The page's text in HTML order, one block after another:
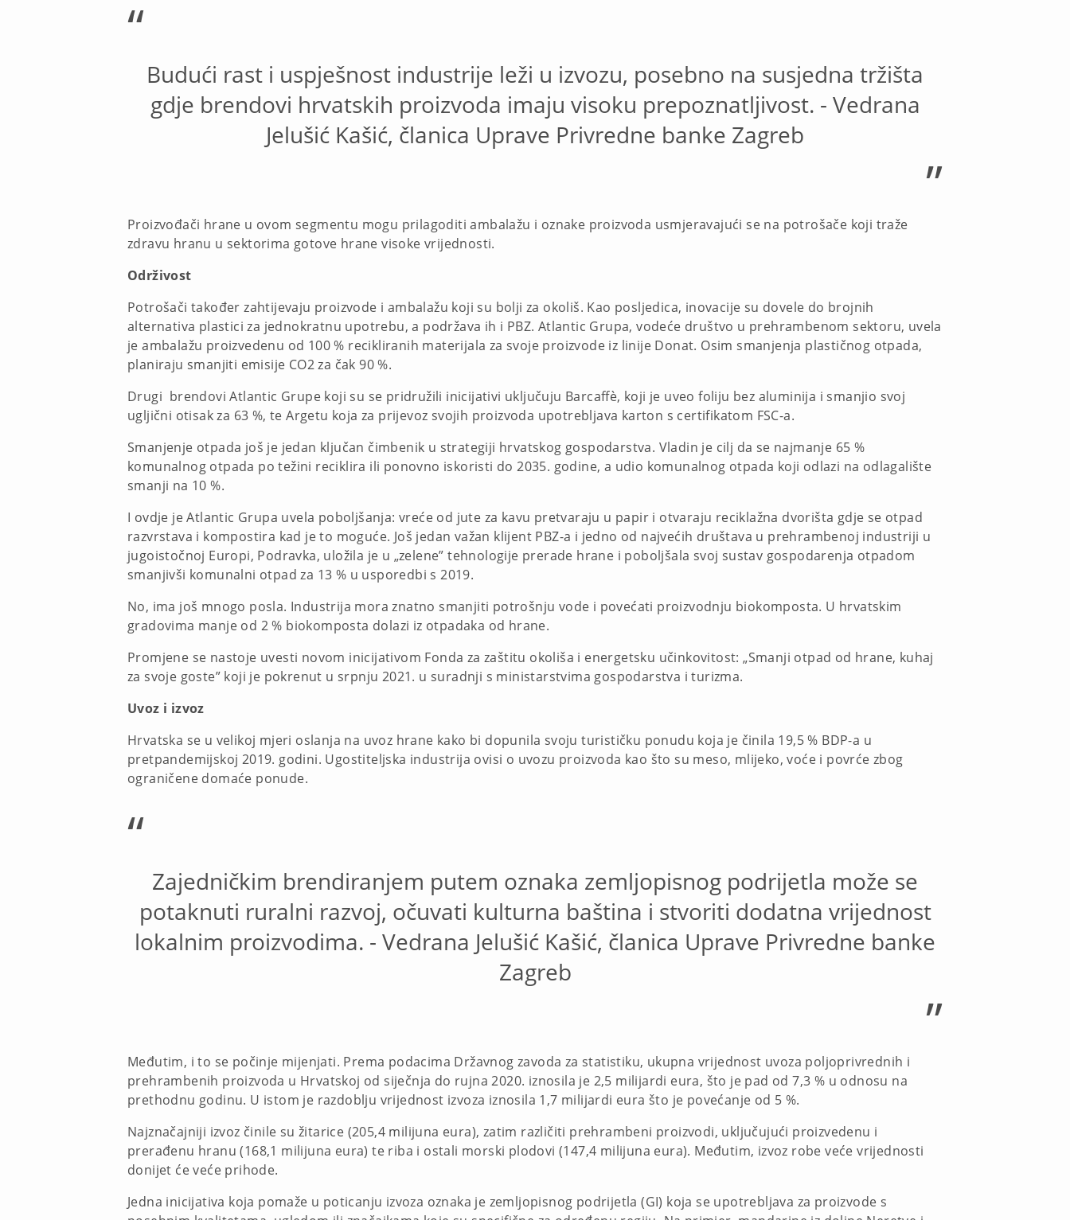
“
Budući rast i uspješnost industrije leži u izvozu, posebno na susjedna tržišta
gdje brendovi hrvatskih proizvoda imaju visoku prepoznatljivost. - Vedrana
Jelušić Kašić, članica Uprave Privredne banke Zagreb
”
Proizvođači hrane u ovom segmentu mogu prilagoditi ambalažu i oznake proizvoda usmjeravajući se na potrošače koji traže
zdravu hranu u sektorima gotove hrane visoke vrijednosti.
Održivost
Potrošači također zahtijevaju proizvode i ambalažu koji su bolji za okoliš. Kao posljedica, inovacije su dovele do brojnih
alternativa plastici za jednokratnu upotrebu, a podržava ih i PBZ. Atlantic Grupa, vodeće društvo u prehrambenom sektoru, uvela
je ambalažu proizvedenu od 100 % recikliranih materijala za svoje proizvode iz linije Donat. Osim smanjenja plastičnog otpada,
planiraju smanjiti emisije CO2 za čak 90 %.
Drugi brendovi Atlantic Grupe koji su se pridružili inicijativi uključuju Barcaffè, koji je uveo foliju bez aluminija i smanjio svoj
ugljični otisak za 63 %, te Argetu koja za prijevoz svojih proizvoda upotrebljava karton s certifikatom FSC-a.
Smanjenje otpada još je jedan ključan čimbenik u strategiji hrvatskog gospodarstva. Vladin je cilj da se najmanje 65 %
komunalnog otpada po težini reciklira ili ponovno iskoristi do 2035. godine, a udio komunalnog otpada koji odlazi na odlagalište
smanji na 10 %.
I ovdje je Atlantic Grupa uvela poboljšanja: vreće od jute za kavu pretvaraju u papir i otvaraju reciklažna dvorišta gdje se otpad
razvrstava i kompostira kad je to moguće. Još jedan važan klijent PBZ-a i jedno od najvećih društava u prehrambenoj industriji u
jugoistočnoj Europi, Podravka, uložila je u „zelene” tehnologije prerade hrane i poboljšala svoj sustav gospodarenja otpadom
smanjivši komunalni otpad za 13 % u usporedbi s 2019.
No, ima još mnogo posla. Industrija mora znatno smanjiti potrošnju vode i povećati proizvodnju biokomposta. U hrvatskim
gradovima manje od 2 % biokomposta dolazi iz otpadaka od hrane.
Promjene se nastoje uvesti novom inicijativom Fonda za zaštitu okoliša i energetsku učinkovitost: „Smanji otpad od hrane, kuhaj
za svoje goste” koji je pokrenut u srpnju 2021. u suradnji s ministarstvima gospodarstva i turizma.
Uvoz i izvoz
Hrvatska se u velikoj mjeri oslanja na uvoz hrane kako bi dopunila svoju turističku ponudu koja je činila 19,5 % BDP-a u
pretpandemijskoj 2019. godini. Ugostiteljska industrija ovisi o uvozu proizvoda kao što su meso, mlijeko, voće i povrće zbog
ograničene domaće ponude.
“
Zajedničkim brendiranjem putem oznaka zemljopisnog podrijetla može se
potaknuti ruralni razvoj, očuvati kulturna baština i stvoriti dodatna vrijednost
lokalnim proizvodima. - Vedrana Jelušić Kašić, članica Uprave Privredne banke
Zagreb
”
Međutim, i to se počinje mijenjati. Prema podacima Državnog zavoda za statistiku, ukupna vrijednost uvoza poljoprivrednih i
prehrambenih proizvoda u Hrvatskoj od siječnja do rujna 2020. iznosila je 2,5 milijardi eura, što je pad od 7,3 % u odnosu na
prethodnu godinu. U istom je razdoblju vrijednost izvoza iznosila 1,7 milijardi eura što je povećanje od 5 %.
Najznačajniji izvoz činile su žitarice (205,4 milijuna eura), zatim različiti prehrambeni proizvodi, uključujući proizvedenu i
prerađenu hranu (168,1 milijuna eura) te riba i ostali morski plodovi (147,4 milijuna eura). Međutim, izvoz robe veće vrijednosti
donijet će veće prihode.
Jedna inicijativa koja pomaže u poticanju izvoza oznaka je zemljopisnog podrijetla (GI) koja se upotrebljava za proizvode s